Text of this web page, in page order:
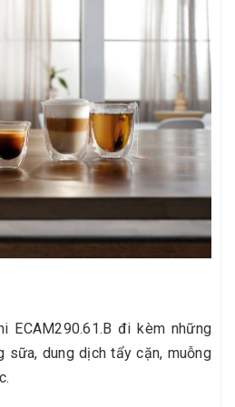
ECAM290.61.B đi kèm những
sữa, dung dịch tẩy cặn, muỗng